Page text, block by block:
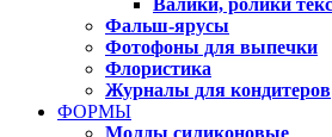
Валики, ролики
Фальш-ярусы
Фотофоны для выпечки
Флористика
Журналы для кондитеров
ФОРМЫ
Молды силиконовые